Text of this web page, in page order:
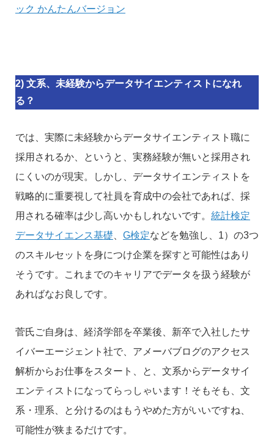
ック かんたんバージョン
2) 文系、未経験からデータサイエンティストになれ
る？
では、実際に未経験からデータサイエンティスト職に
採用されるか、というと、実務経験が無いと採用され
にくいのが現実。しかし、データサイエンティストを
戦略的に重要視して社員を育成中の会社であれば、採
用される確率は少し高いかもしれないです。 統計検定
データサイエンス基礎
G検定などを勉強し、1）の3つ
のスキルセットを身につけ企業を探すと可能性はあり
そうです。これまでのキャリアでデータを扱う経験が
あればなお良しです。
菅氏ご自身は、経済学部を卒業後、新卒で入社したサ
イバーエージェント社で、アメーバブログのアクセス
解析からお仕事をスタート、と、文系からデータサイ
エンティストになってらっしゃいます！そもそも、文
系・理系、と分けるのはもうやめた方がいいですね、
可能性が狭まるだけです。